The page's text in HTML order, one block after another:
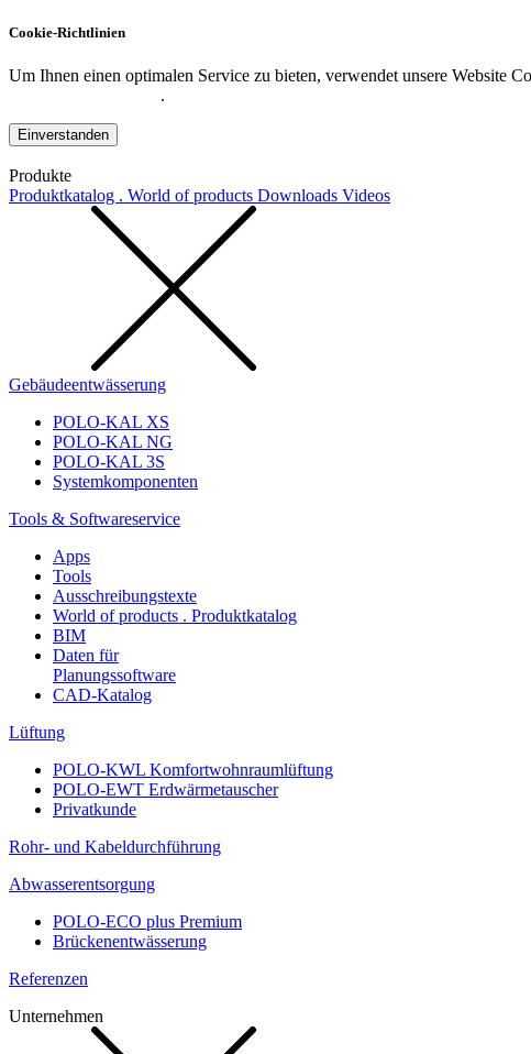
Cookie-Richtlinien
Um Ihnen einen optimalen Service zu bieten, verwendet unsere Website
.
Einverstanden
Produkte
Produktkatalog . World of products Downloads Videos
Gebäudeentwässerung
POLO-KAL XS
POLO-KAL NG
POLO-KAL 3S
Systemkomponenten
Tools & Softwareservice
Apps
Tools
Ausschreibungstexte
World of products . Produktkatalog
BIM
Daten für
Planungssoftware
CAD-Katalog
Lüftung
POLO-KWL Komfortwohnraumlüftung
POLO-EWT Erdwärmetauscher
Privatkunde
Rohr- und Kabeldurchführung
Abwasserentsorgung
POLO-ECO plus Premium
Brückenentwässerung
Referenzen
Unternehmen